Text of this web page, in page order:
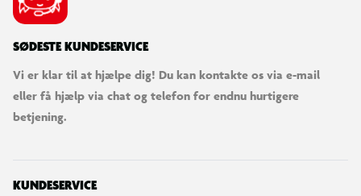
SØDESTE KUNDESERVICE
Vi er klar til at hjælpe dig! Du kan kontakte os via e-mail
eller få hjælp via chat og telefon for endnu hurtigere
betjening.
KUNDESERVICE